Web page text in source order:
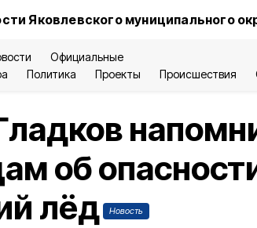
Яковлевского муниципального
Официальные
Политика Проекты Происшествия
об
лёд
Новость